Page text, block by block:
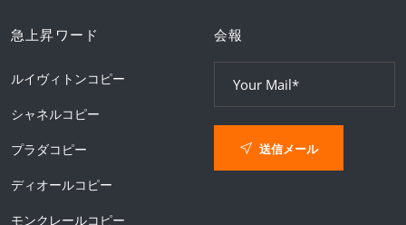
急上昇ワード
ルイヴィトンコピー
シャネルコピー
プラダコピー
ディオールコピー
モンクレールコピー
会報
送信メール